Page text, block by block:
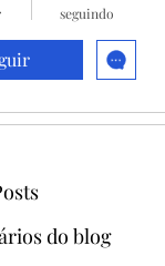
seguindo
do blog